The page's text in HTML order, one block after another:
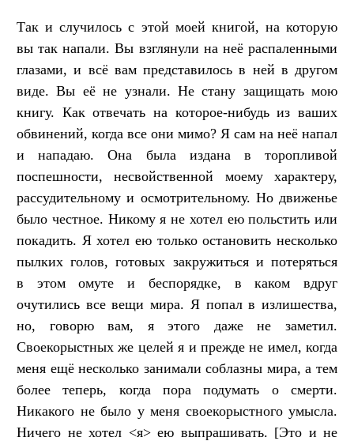
Так и случилось с этой моей книгой, на которую
вы так напали. Вы взглянули на неё распаленными
глазами, и всё вам представилось в ней в другом
виде. Вы её не узнали. Не стану защищать мою
книгу. Как отвечать на которое-нибудь из ваших
обвинений, когда все они мимо? Я сам на неё напал
и нападаю. Она была издана в торопливой
поспешности, несвойственной моему характеру,
рассудительному и осмотрительному. Но движенье
было честное. Никому я не хотел ею польстить или
покадить. Я хотел ею только остановить несколько
пылких голов, готовых закружиться и потеряться
в этом омуте и беспорядке, в каком вдруг
очутились все вещи мира. Я попал в излишества,
но, говорю вам, я этого даже не заметил.
Своекорыстных же целей я и прежде не имел, когда
меня ещё несколько занимали соблазны мира, а тем
более теперь, когда пора подумать о смерти.
Никакого не было у меня своекорыстного умысла.
Ничего не хотел <я> ею выпрашивать. [Это и не